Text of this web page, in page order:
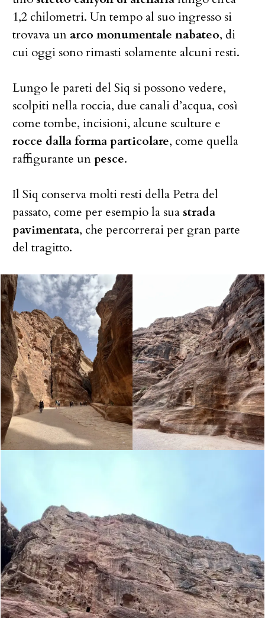
1,2 chilometri. Un tempo al suo ingresso si
trovava un arco monumentale nabateo, di
cui oggi sono rimasti solamente alcuni resti.
Lungo le pareti del Siq si possono vedere,
scolpiti nella roccia, due canali d’acqua, così
come tombe, incisioni, alcune sculture e
rocce dalla forma particolare, come quella
raffigurante unpesce.
Il Siq conserva molti resti della Petra del
passato, come per esempio la sua strada
pavimentata, che percorrerai per gran parte
del tragitto.